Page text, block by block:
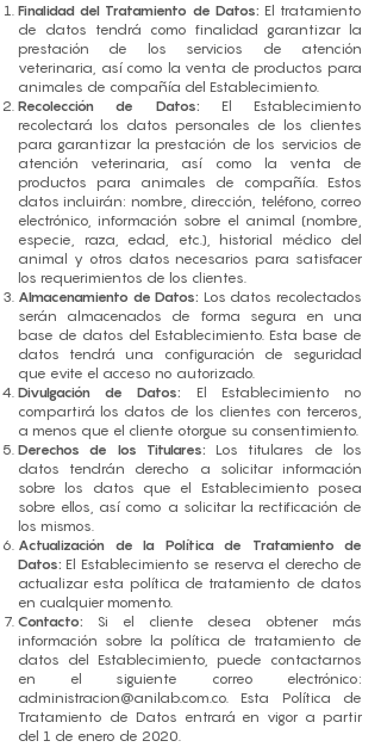
Finalidad del Tratamiento de Datos: El tratamiento
de datos tendrá como finalidad garantizar la
prestación de los servicios de atención
veterinaria, así como la venta de productos para
animales de compañía del Establecimiento.
Recolección de Datos: El Establecimiento
recolectará los datos personales de los clientes
para garantizar la prestación de los servicios de
atención veterinaria, así como la venta de
productos para animales de compañía. Estos
datos incluirán: nombre, dirección, teléfono, correo
electrónico, información sobre el animal (nombre,
especie, raza, edad, etc.), historial médico del
animal y otros datos necesarios para satisfacer
los requerimientos de los clientes.
Almacenamiento de Datos: Los datos recolectados
serán almacenados de forma segura en una
base de datos del Establecimiento. Esta base de
datos tendrá una configuración de seguridad
que evite el acceso no autorizado.
Divulgación de Datos: El Establecimiento no
compartirá los datos de los clientes con terceros,
a menos que el cliente otorgue su consentimiento.
Derechos de los Titulares: Los titulares de los
datos tendrán derecho a solicitar información
sobre los datos que el Establecimiento posea
sobre ellos, así como a solicitar la rectificación de
los mismos.
Actualización de la Política de Tratamiento de
Datos: El Establecimiento se reserva el derecho de
actualizar esta política de tratamiento de datos
en cualquier momento.
Contacto: Si el cliente desea obtener más
información sobre la política de tratamiento de
datos del Establecimiento, puede contactarnos
en el siguiente correo electrónico:
administracion@anilab.com.co. Esta Política de
Tratamiento de Datos entrará en vigor a partir
del 1 de enero de 2020.